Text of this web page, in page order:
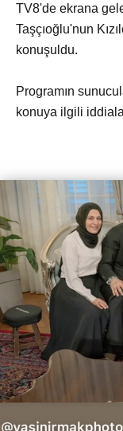
TV8'de ekrana
Taşçıoğlu'nun
konuşuldu.
Programın
konuya ilgili